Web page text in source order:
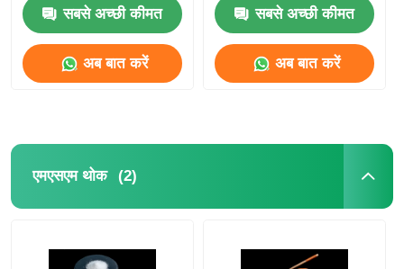
सबसे अच्छी कीमत
अब बात करें
सबसे अच्छी कीमत
अब बात करें
एमएसएम थोक (2)